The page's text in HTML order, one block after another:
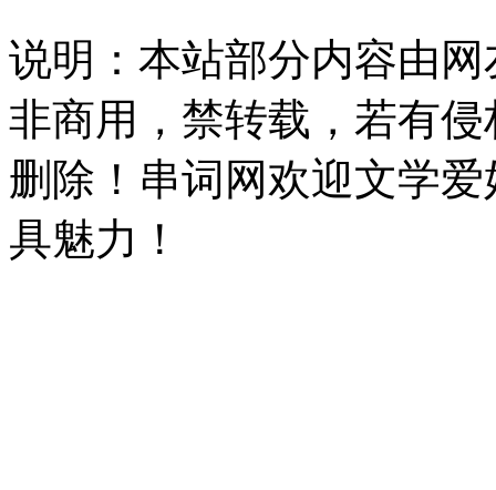
说明：本站部分内容由
非商用，禁转载，若有
删除！串词网欢迎文学
具魅力！